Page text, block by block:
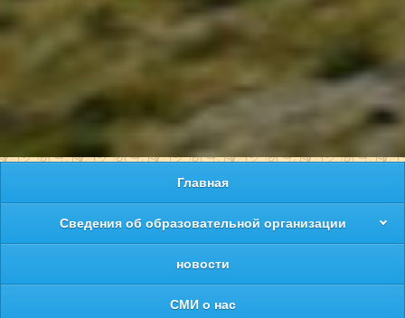
Главная
Сведения об образовательной организации
новости
СМИ о нас